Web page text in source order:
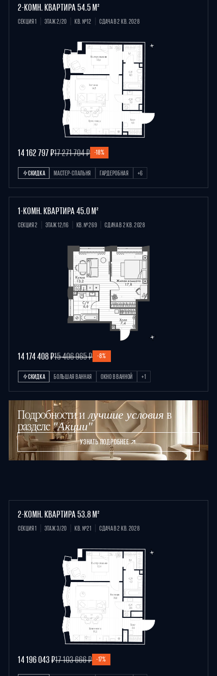
2-КОМН. КВАРТИРА 54.5 М²
СЕКЦИЯ 1 ЭТАЖ 2/20 КВ. №12 СДАЧА В 2 КВ. 2028
14 162 797 ₽17 271 704 ₽ -18%
СКИДКА МАСТЕР-СПАЛЬНЯ ГАРДЕРОБНАЯ +6
1-КОМН. КВАРТИРА 45.0 М²
СЕКЦИЯ 2 ЭТАЖ 12/16 КВ. №269 СДАЧА В 2 КВ. 2028
14 174 408 ₽15 406 965 ₽ -8%
СКИДКА БОЛЬШАЯ ВАННАЯ ОКНО В ВАННОЙ +1
Подробности илучшие условия в
разделе"Акции"
УЗНАТЬ ПОДРОБНЕЕ
2-КОМН. КВАРТИРА 53.8 М²
СЕКЦИЯ 1 ЭТАЖ 3/20 КВ. №21 СДАЧА В 2 КВ. 2028
14 196 043 ₽17 103 666 ₽ -17%